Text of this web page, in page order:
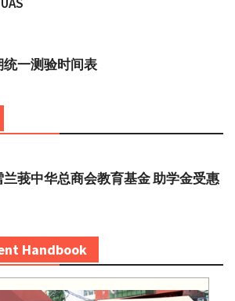
一测验时间表
莪中华总商会教育基金 助学金受惠
Handbook